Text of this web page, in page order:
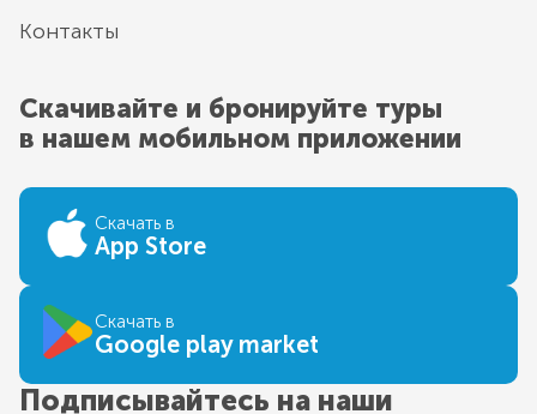
Контакты
Скачивайте и бронируйте туры
в нашем мобильном приложении
Скачать в
App Store
Скачать в
Google play market
Подписывайтесь на наши